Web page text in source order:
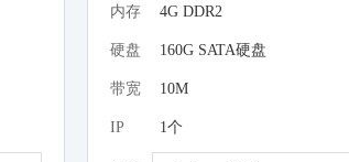
内存 4G DDR2
硬盘 160G SATA硬盘
带宽 10M
IP 1个